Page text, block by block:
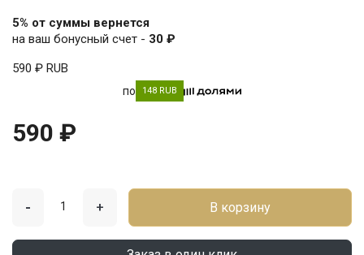
5% от суммы вернется
на ваш бонусный счет - 30 ₽
590 ₽ RUB
по 148 RUB
590 ₽
- + В корзину